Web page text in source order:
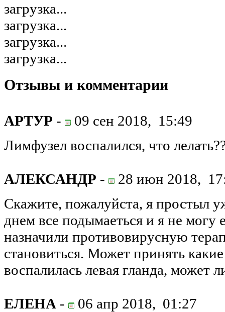
загрузка...
загрузка...
загрузка...
загрузка...
Отзывы и комментарии
АРТУР - 09 сен 2018, 15:49
Лимфузел воспалился, что
АЛЕКСАНДР - 28 июн 2018,
Скажите, пожалуйста, я простыл
днем все подымаеться и я не
назначили противовирусную
становиться. Может принять
воспалилась левая гланда, может
ЕЛЕНА - 06 апр 2018, 01:27